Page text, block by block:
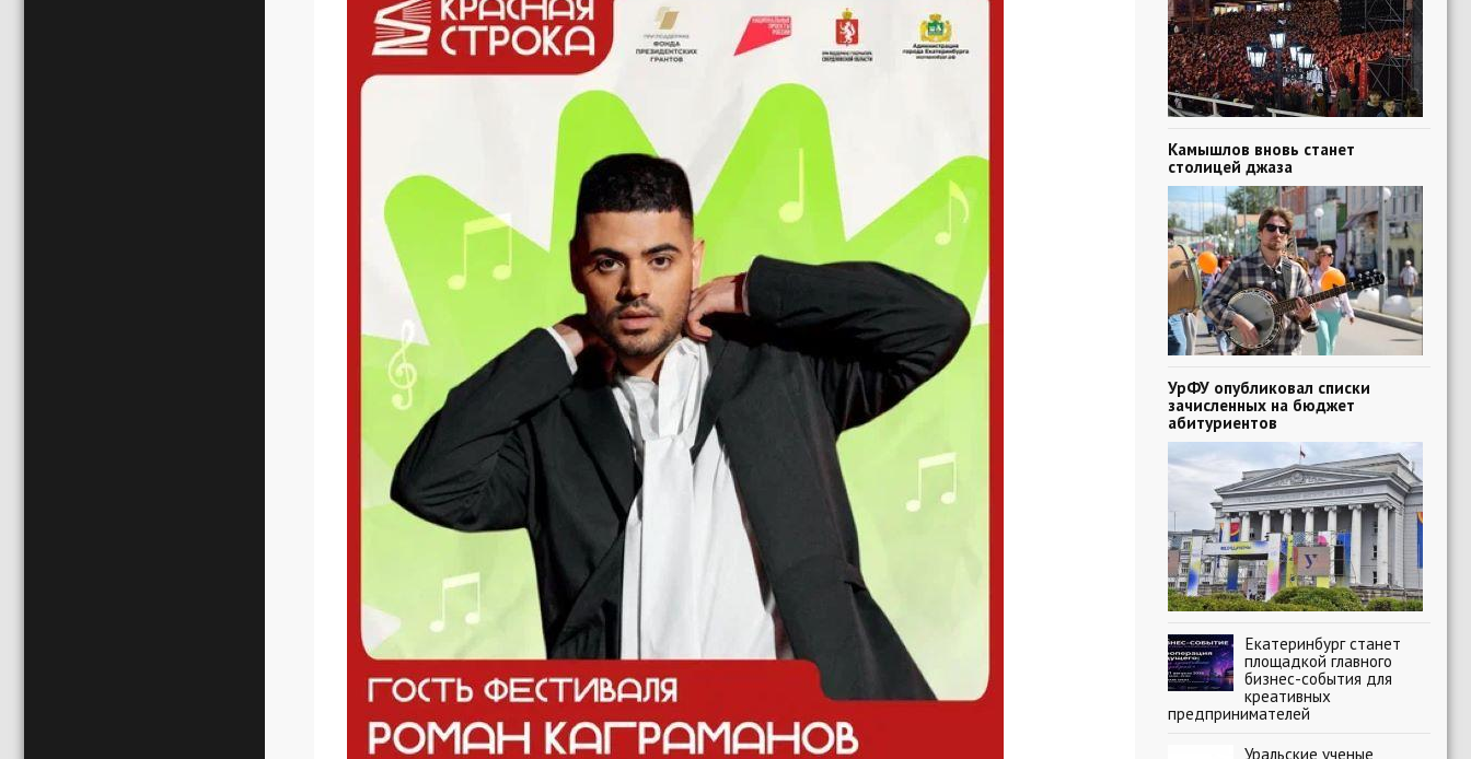
Камышлов вновь станет
столицей джаза
УрФУ опубликовал списки
зачисленных на бюджет
абитуриентов
Екатеринбург станет
площадкой главного
бизнес-события для
креативных
предпринимателей
Уральские ученые